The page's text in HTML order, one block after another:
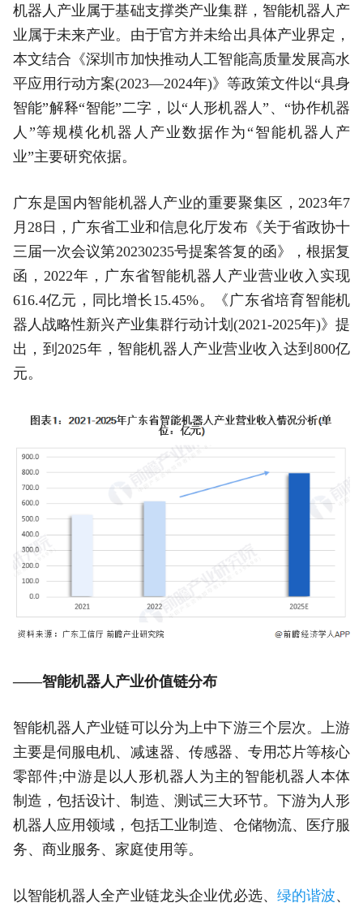
机器人产业属于基础支撑类产业集群，智能机器人产
业属于未来产业。由于官方并未给出具体产业界定，
本文结合《深圳市加快推动人工智能高质量发展高水
平应用行动方案(2023—2024年)》等政策文件以“具身
智能”解释“智能”二字，以“人形机器人”、“协作机器
人”等规模化机器人产业数据作为“智能机器人产
业”主要研究依据。
广东是国内智能机器人产业的重要聚集区，2023年7
月28日，广东省工业和信息化厅发布《关于省政协十
三届一次会议第20230235号提案答复的函》，根据复
函，2022年，广东省智能机器人产业营业收入实现
616.4亿元，同比增长15.45%。《广东省培育智能机
器人战略性新兴产业集群行动计划(2021-2025年)》提
出，到2025年，智能机器人产业营业收入达到800亿
元。
——智能机器人产业价值链分布
智能机器人产业链可以分为上中下游三个层次。上游
主要是伺服电机、减速器、传感器、专用芯片等核心
零部件;中游是以人形机器人为主的智能机器人本体
制造，包括设计、制造、测试三大环节。下游为人形
机器人应用领域，包括工业制造、仓储物流、医疗服
务、商业服务、家庭使用等。
以智能机器人全产业链龙头企业优必选、 绿的谐波、